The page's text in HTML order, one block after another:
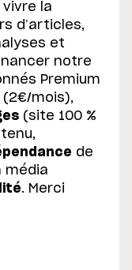
la
d’articles,
et
notre
Premium
(2€/mois),
(site 100 %
de
média
. Merci